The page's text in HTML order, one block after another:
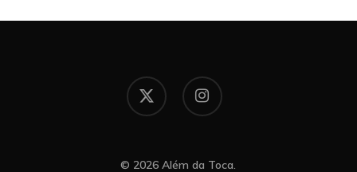
x-
twitter
instagram
© 2026 Além da Toca.